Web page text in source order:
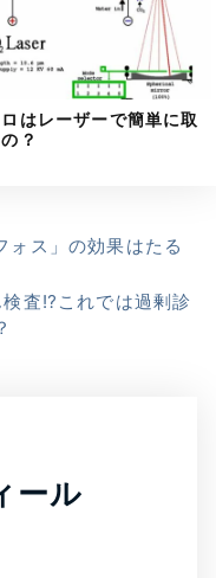
はレーザーで簡単に取
？
ォス」の効果はたる
査⁉これでは過剰診
ール